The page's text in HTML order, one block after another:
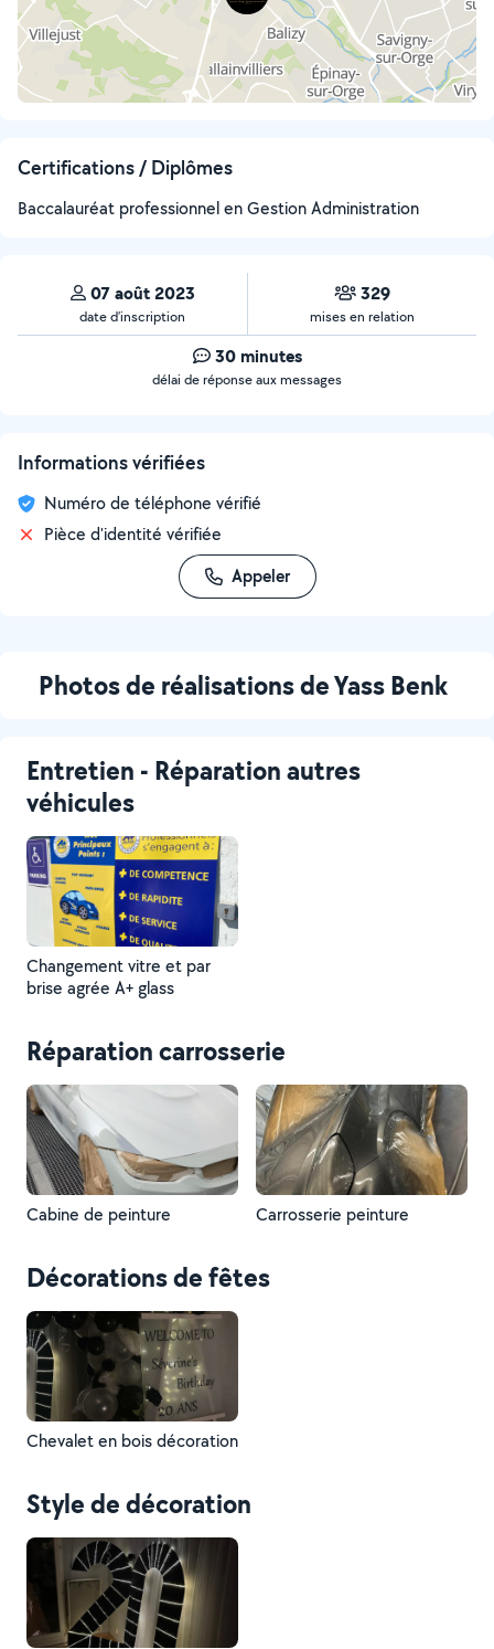
Certifications / Diplômes
Baccalauréat professionnel en Gestion Administration
07 août 2023
date d’inscription
329
mises en relation
30 minutes
délai de réponse aux messages
Informations vérifiées
Numéro de téléphone vérifié
Pièce d'identité vérifiée
Appeler
Photos de réalisations de Yass Benk
Entretien - Réparation autres
véhicules
Changement vitre et par
brise agrée A+ glass
Réparation carrosserie
Cabine de peinture Carrosserie peinture
Décorations de fêtes
Chevalet en bois décoration
Style de décoration